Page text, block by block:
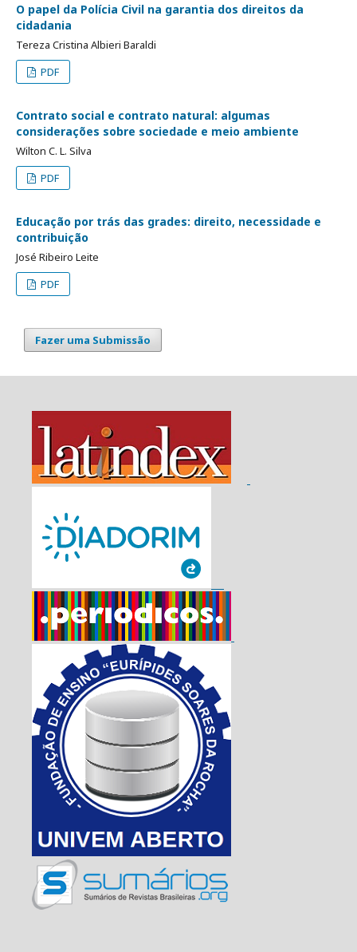
O papel da Polícia Civil na garantia dos direitos da
cidadania
Tereza Cristina Albieri Baraldi
PDF
Contrato social e contrato natural: algumas
considerações sobre sociedade e meio ambiente
Wilton C. L. Silva
PDF
Educação por trás das grades: direito, necessidade e
contribuição
José Ribeiro Leite
PDF
Fazer uma Submissão